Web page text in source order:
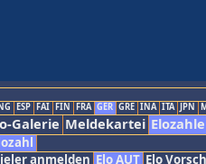
ESP FAI FIN FRA GER GRE INA ITA JPN
Galerie Meldekartei
anmelden Elo AUT Elo